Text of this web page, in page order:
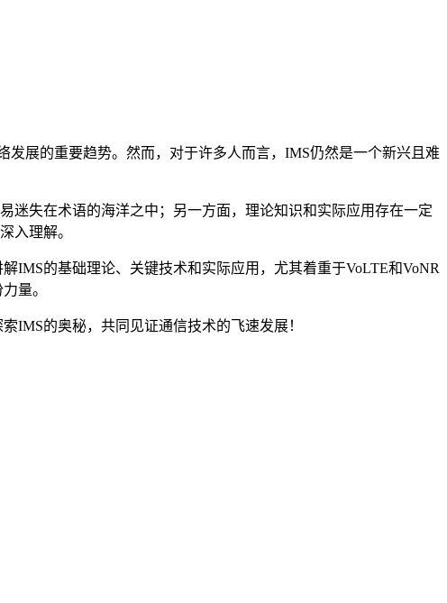
展的重要趋势。然而，对于许多人而言，IMS仍然是一个新兴且难
迷失在术语的海洋之中；另一方面，理论知识和实际应用存在一定
入理解。
IMS的基础理论、关键技术和实际应用，尤其着重于VoLTE和VoNR
量。
IMS的奥秘，共同见证通信技术的飞速发展！